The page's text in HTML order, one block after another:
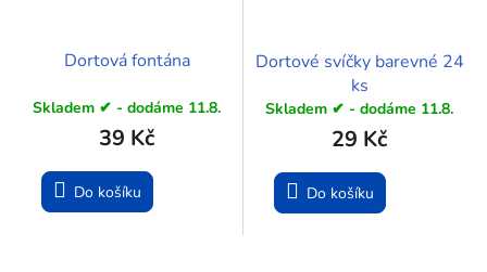
Dortová fontána
Skladem ✔ - dodáme 11.8.
39 Kč
Do košíku
Dortové svíčky barevné 24
ks
Skladem ✔ - dodáme 11.8.
29 Kč
Do košíku